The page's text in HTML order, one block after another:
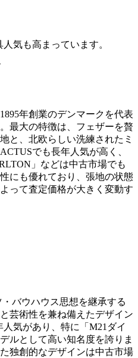
気も高まっています。
年創業のデンマークを代表
最大の特徴は、フェザーを贅
と、北欧らしい洗練されたミ
でも長年人気が高く、
」などは中古市場でも
にも優れており、張地の状態
って査定価格が大きく変動す
バウハウス思想を継承する
芸術性を兼ね備えたデザイン
気があり、特に「M21ダイ
ルとして高い知名度を誇りま
独創的なデザインは中古市場